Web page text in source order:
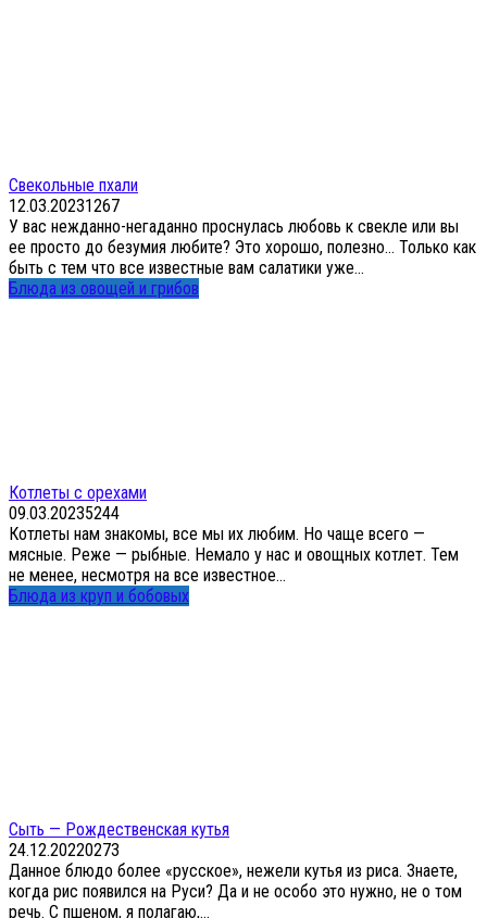
Свекольные пхали
12.03.20231267
У вас нежданно-негаданно проснулась любовь к свекле или вы
ее просто до безумия любите? Это хорошо, полезно… Только как
быть с тем что все известные вам салатики уже...
Блюда из овощей и грибов
Котлеты с орехами
09.03.20235244
Котлеты нам знакомы, все мы их любим. Но чаще всего —
мясные. Реже — рыбные. Немало у нас и овощных котлет. Тем
не менее, несмотря на все известное...
Блюда из круп и бобовых
Сыть — Рождественская кутья
24.12.20220273
Данное блюдо более «русское», нежели кутья из риса. Знаете,
когда рис появился на Руси? Да и не особо это нужно, не о том
речь. С пшеном, я полагаю,...